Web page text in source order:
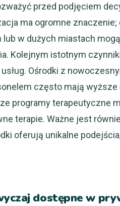
przed podjęciem
ma ogromne
w dużych miastach
Kolejnym istotnym
Ośrodki z
często mają wyższe
programy terapeutyczne
terapie. Ważne jest
oferują unikalne
dostępne w